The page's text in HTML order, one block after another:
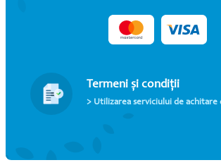
Termeni și condiții
> Utilizarea serviciului de achitare